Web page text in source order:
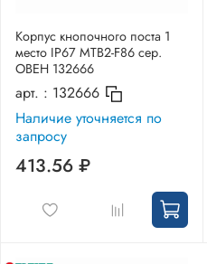
Корпус кнопочного поста 1
место IP67 MTB2-F86 сер.
ОВЕН 132666
арт. : 132666
Наличие уточняется по
запросу
413.56 ₽